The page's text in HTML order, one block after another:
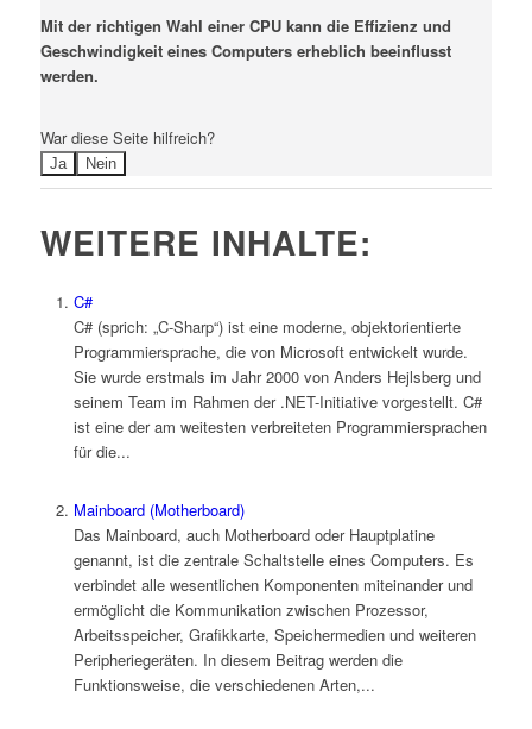
Mit der richtigen Wahl einer CPU kann die Effizienz und
Geschwindigkeit eines Computers erheblich beeinflusst
werden.
War diese Seite hilfreich?
Ja Nein
WEITERE INHALTE:
C#
C# (sprich: „C-Sharp“) ist eine moderne, objektorientierte
Programmiersprache, die von Microsoft entwickelt wurde.
Sie wurde erstmals im Jahr 2000 von Anders Hejlsberg und
seinem Team im Rahmen der .NET-Initiative vorgestellt. C#
ist eine der am weitesten verbreiteten Programmiersprachen
für die...
Mainboard (Motherboard)
Das Mainboard, auch Motherboard oder Hauptplatine
genannt, ist die zentrale Schaltstelle eines Computers. Es
verbindet alle wesentlichen Komponenten miteinander und
ermöglicht die Kommunikation zwischen Prozessor,
Arbeitsspeicher, Grafikkarte, Speichermedien und weiteren
Peripheriegeräten. In diesem Beitrag werden die
Funktionsweise, die verschiedenen Arten,...